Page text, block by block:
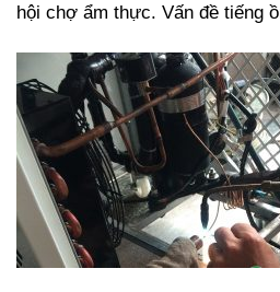
hội chợ ẩm thực. Vấn đề tiếng